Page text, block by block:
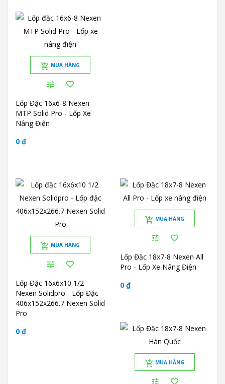
MUA HÀNG
Lốp Đặc 16x6-8 Nexen
MTP Solid Pro - Lốp Xe
Nâng Điện
0 ₫
MUA HÀNG
Lốp Đặc 16x6x10 1/2
Nexen Solidpro - Lốp Đặc
406x152x266.7 Nexen Solid
Pro
0 ₫
MUA HÀNG
Lốp Đặc 18x7-8 Nexen All
Pro - Lốp Xe Nâng Điện
0 ₫
MUA HÀNG